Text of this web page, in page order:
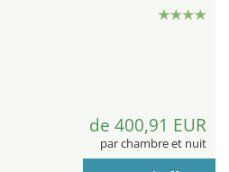
de 400,91 EUR
par chambre et nuit